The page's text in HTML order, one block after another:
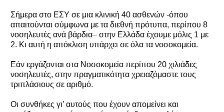
Σήμερα στο ΕΣΥ σε μια κλινική 40 ασθενών -όπου
απαιτούνται σύμφωνα με τα διεθνή πρότυπα, περίπου 8
νοσηλευτές ανά βάρδια– στην Ελλάδα έχουμε μόλις 1 με
2. Κι αυτή η απόκλιση υπάρχει σε όλα τα νοσοκομεία.
Εάν εργάζονται στα Νοσοκομεία περίπου 20 χιλιάδες
νοσηλευτές, στην πραγματικότητα χρειαζόμαστε τους
τριπλάσιους σε αριθμό.
Οι συνθήκες γι’ αυτούς που έχουν απομείνει και